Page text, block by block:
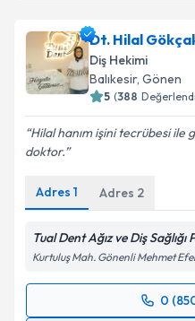
Dt. Hilal
Diş Hekimi
Balıkesir, Gönen
5 (388
Hilal hanım işini tecrübesi ile
doktor.
Adres 1 Adres 2
Tual Dent Ağız ve Diş Sağlığı
Kurtuluş Mah. Gönenli Mehmet
0
Randevu Takvimi